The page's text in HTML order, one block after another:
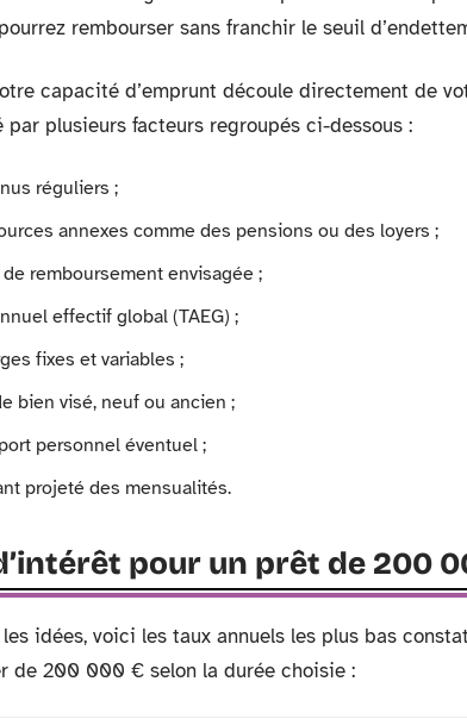
rembourser sans franchir le seuil
capacité d’emprunt découle directement de
par plusieurs facteurs regroupés ci-dessous :
réguliers ;
annexes comme des pensions ou des loyers ;
remboursement envisagée ;
effectif global (TAEG) ;
fixes et variables ;
bien visé, neuf ou ancien ;
personnel éventuel ;
projeté des mensualités.
pour un prêt de 200
idées, voici les taux annuels les plus bas
de 200 000 € selon la durée choisie :